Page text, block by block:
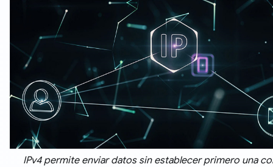
IPv4 permite enviar datos sin establecer primero una